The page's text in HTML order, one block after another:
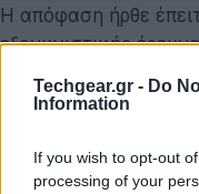
Techgear.gr - Do
Information
If you wish to opt-out
processing of your
Η απόφαση ήρθε
εξονυχιστικής
οδήγησαν στο
τη βιωσιμότητα των
Η επιτροπή